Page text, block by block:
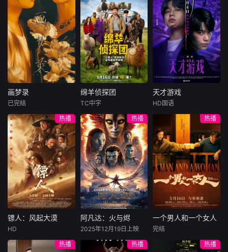
一家独具风格特色
的田园餐厅。内容
场景上，除餐厅本
体外，还将设置家
禽、鲜蔬、河鲜等
不同餐厅区域，合
伙人需要开拓经营
思路，完成经营目
标；此外，餐厅还
将引入“
核心主题，诠释新
时代披荆斩棘内
核，结合户外试炼
与舞台公演，从“一
个人的点燃到一群
人的共燃”，记录嘉
宾点燃自我、彼此
照亮、群体共燃的
成长历程，向外传
递
画梦录
林柏叡
民国的上海滩，身
怀绝技的孤女画师
许雁真，意外与身
陷危局的融汇银行
总账姜心羽产生交
集。姜心羽遭人陷
害，只得与许雁真
结盟，彼时银行欲
将国宝名画低价卖
给外国人，许雁真
仿造名画、偷天换
画梦录
已完结
绵羊侦探团
尼可拉斯·博朗
尼古拉斯·加利齐纳
牧羊人乔治
（休·杰克曼饰）最
爱给羊群读侦探小
说，没想到自己有
一天会离奇死亡。
他留下的3000万
巨额遗产，让每个
人貌似都有犯罪动
机。警察毫无头绪
“不务正业”迈出牧
绵羊侦探团
TC中字
天才游戏
李蔓瑄
穷途末路的天才少
年刘全龙（彭昱畅
饰），被偏执富家
公子陈伦（丁禹兮
饰）选中，被迫踏
入一场为他量身打
造的“换命游戏”。
豪华别墅、名车名
表、神秘女友全部
备齐，在陈伦的精
瞬间拥有顶配人
天才游戏
HD国语
热播
镖人：风起大漠
于适
镖人：风起大漠
HD
热播
阿凡达：火与烬
佐伊·索尔达娜
阿凡达：火与烬
2025年12月19日上映
热播
一个男人和一个女人
周汉宁
一个男人和一个女人
完结
热播
热播 热播